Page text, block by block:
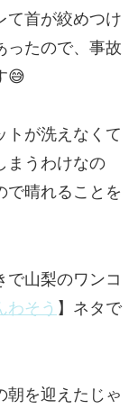
て首が絞めつけ
ったので、事故
😅
トが洗えなくて
まうわけなの
で晴れることを
で山梨のワンコ
わそう 】ネタで
朝を迎えたじゃ